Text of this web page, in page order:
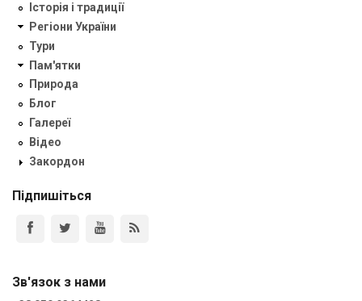
Історія і традиції
Регіони України
Тури
Пам'ятки
Природа
Блог
Галереї
Відео
Закордон
Підпишіться
Зв'язок з нами